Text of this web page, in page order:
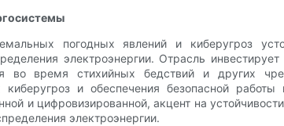
погодных явлений и киберугроз
электроэнергии. Отрасль
во время стихийных бедствий и других
киберугроз и обеспечения безопасной
и цифровизированной, акцент на
электроэнергии.